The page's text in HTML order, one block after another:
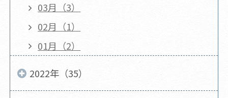
03月（3）
02月（1）
01月（2）
2022年（35）